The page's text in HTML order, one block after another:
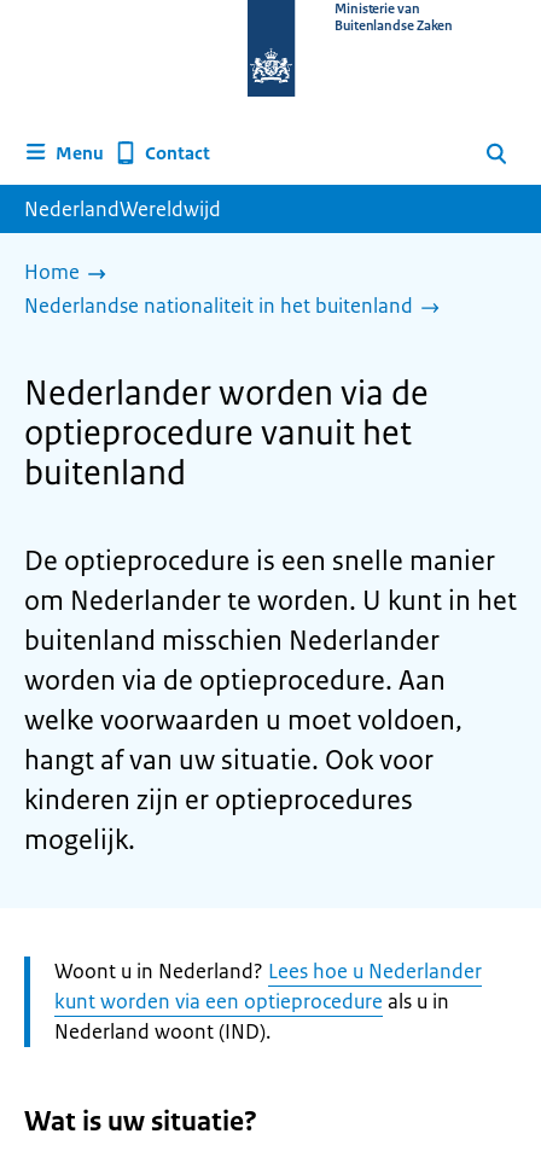
homepage
Ministerie van
Buitenlandse Zaken
Menu Contact Zoeken
NederlandWereldwijd
Home
Nederlandse nationaliteit in het buitenland
Nederlander worden via de
optieprocedure vanuit het
buitenland
De optieprocedure is een snelle manier
om Nederlander te worden. U kunt in het
buitenland misschien Nederlander
worden via de optieprocedure. Aan
welke voorwaarden u moet voldoen,
hangt af van uw situatie. Ook voor
kinderen zijn er optieprocedures
mogelijk.
Let
op:
Woont u in Nederland? Lees hoe u Nederlander
kunt worden via een optieprocedure als u in
Nederland woont (IND).
Wat is uw situatie?